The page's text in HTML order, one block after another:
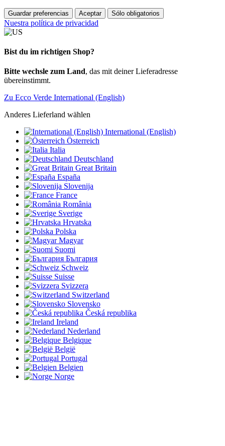
Guardar preferencias Aceptar Sólo obligatorios
Nuestra política de privacidad
Bist du im richtigen Shop?
Bitte wechsle zum Land, das mit deiner Lieferadresse
übereinstimmt.
Zu Ecco Verde International (English)
Anderes Lieferland wählen
International (English)
Österreich
Italia
Deutschland
Great Britain
España
Slovenija
France
România
Sverige
Hrvatska
Polska
Magyar
Suomi
България
Schweiz
Suisse
Svizzera
Switzerland
Slovensko
Česká republika
Ireland
Nederland
Belgique
België
Portugal
Belgien
Norge